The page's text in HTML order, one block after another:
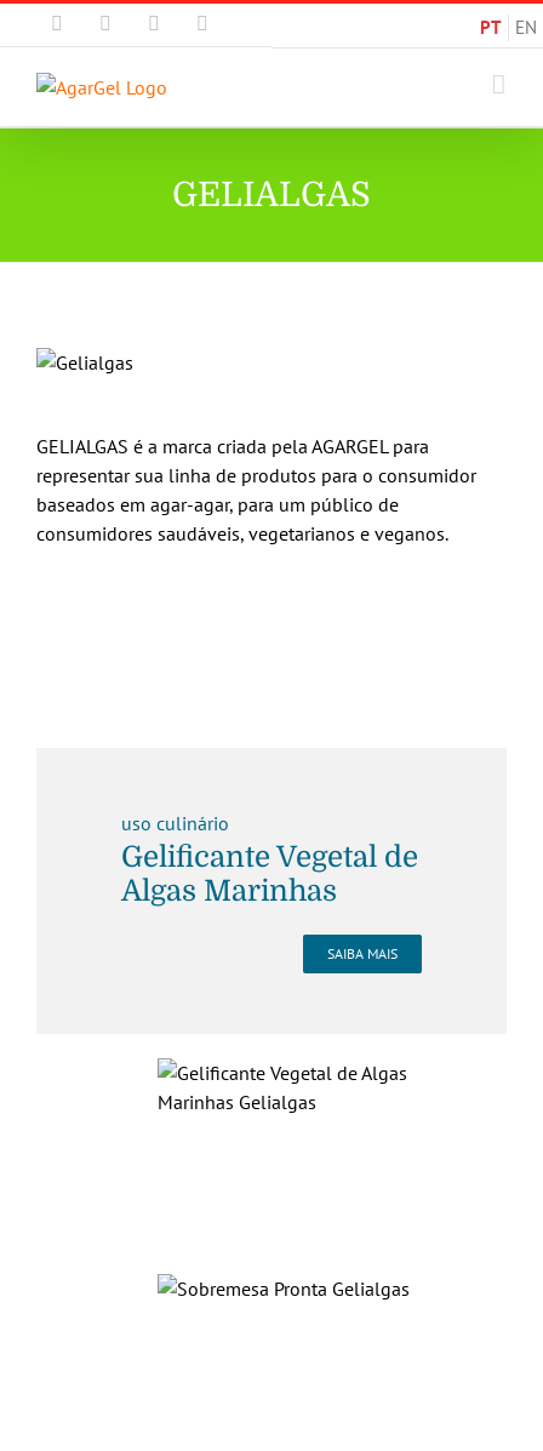
to
content
Email InstagramFacebook PT EN
GELIALGAS
GELIALGAS é a marca criada pela AGARGEL para
representar sua linha de produtos para o consumidor
baseados em agar-agar, para um público de
consumidores saudáveis, vegetarianos e veganos.
uso culinário
Gelificante Vegetal de
Algas Marinhas
SAIBA MAIS